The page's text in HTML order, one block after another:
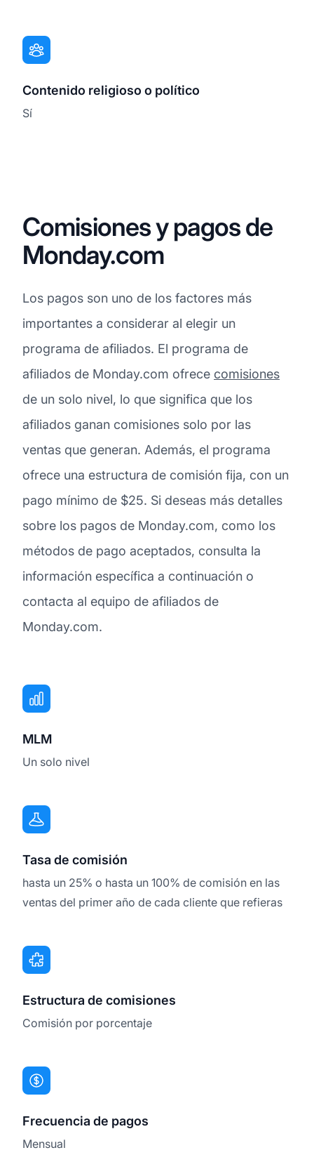
Contenido religioso o político
Sí
Comisiones y pagos de
Monday.com
Los pagos son uno de los factores más
importantes a considerar al elegir un
programa de afiliados. El programa de
afiliados de Monday.com ofrece comisiones
de un solo nivel, lo que significa que los
afiliados ganan comisiones solo por las
ventas que generan. Además, el programa
ofrece una estructura de comisión fija, con un
pago mínimo de $25. Si deseas más detalles
sobre los pagos de Monday.com, como los
métodos de pago aceptados, consulta la
información específica a continuación o
contacta al equipo de afiliados de
Monday.com.
MLM
Un solo nivel
Tasa de comisión
hasta un 25% o hasta un 100% de comisión en las
ventas del primer año de cada cliente que refieras
Estructura de comisiones
Comisión por porcentaje
Frecuencia de pagos
Mensual